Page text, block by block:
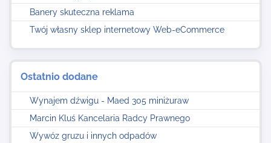
Banery skuteczna reklama
Twój własny sklep internetowy Web-eCommerce
Ostatnio dodane
Wynajem dźwigu - Maed 305 miniżuraw
Marcin Kluś Kancelaria Radcy Prawnego
Wywóz gruzu i innych odpadów